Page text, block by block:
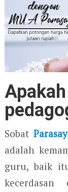
Sobat
adalah
guru, baik
kecerdasan